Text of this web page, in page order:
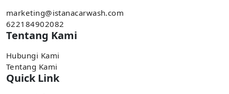
marketing@istanacarwash.com
622184902082
Tentang Kami
Hubungi Kami
Tentang Kami
Quick Link